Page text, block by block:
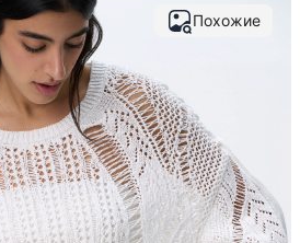
Похожие